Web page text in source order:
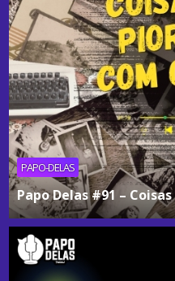
PAPO-DELAS
Papo Delas #91 –